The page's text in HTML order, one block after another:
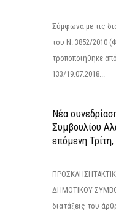
Σύμφωνα με τις
του Ν. 3852/2010
τροποποιήθηκε
133/19.07.2018...
Νέα
Συμβουλίου
επόμενη
ΔΗΜΟΤΙΚΟΥ
διατάξεις του